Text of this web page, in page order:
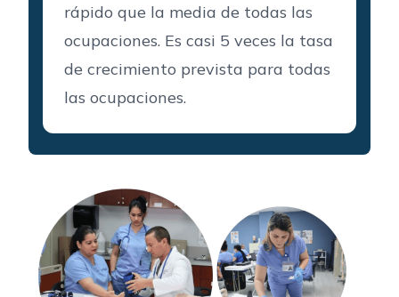
rápido que la media de todas las
ocupaciones. Es casi 5 veces la tasa
de crecimiento prevista para todas
las ocupaciones.